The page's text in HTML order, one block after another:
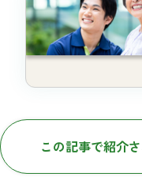
この記事で紹介